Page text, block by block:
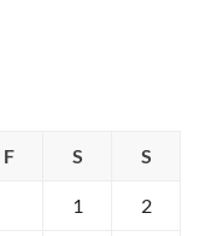
F S S
1 2